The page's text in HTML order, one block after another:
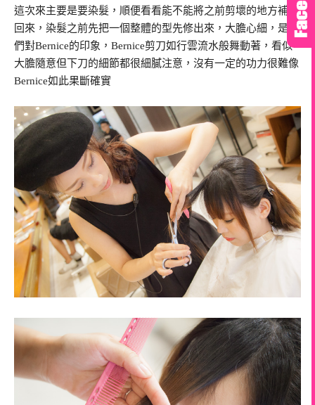
這次來主要是要染髮，順便看看能不能將之前剪壞的地方補救
回來，染髮之前先把一個整體的型先修出來，大膽心細，是我
們對Bernice的印象，Bernice剪刀如行雲流水般舞動著，看似
大膽隨意但下刀的細節都很細膩注意，沒有一定的功力很難像
Bernice如此果斷確實